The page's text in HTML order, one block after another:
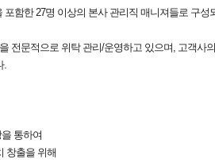
함한 27명 이상의 본사 관리직 매니져들로 구성
전문적으로 위탁 관리/운영하고 있으며, 고객사
.
통하여
창출을 위해